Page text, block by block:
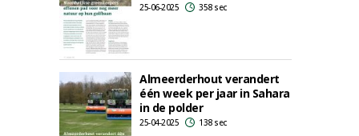
25-06-2025 358 sec
Almeerderhout verandert
één week per jaar in Sahara
in de polder
25-04-2025 138 sec